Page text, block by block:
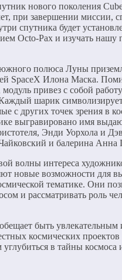
нового поколения
при завершении миссии,
спутника будет
Octo-Pax и изучать
полюса Луны
SpaceX Илона Маска.
модуль привез с собой
шарик
с других точек зрения в
выгравировано имя
Энди Уорхола и
и балерина Анна
волны интереса
новые возможности для
тематике. Они
и рассматривать роль
обещает быть
космических
в тайны космоса